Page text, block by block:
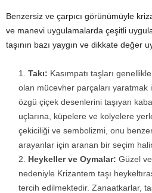
Benzersiz ve çarpıcı görünümüyle
ve manevi uygulamalarda çeşitli
taşının bazı yaygın ve dikkate değer
Takı: Kasımpatı taşları
olan mücevher parçaları yaratmak
özgü çiçek desenlerini taşıyan
uçlarına, küpelere ve kolyelere
çekiciliği ve sembolizmi, onu
arayanlar için aranan bir seçim
Heykeller ve Oymalar: Güzel
nedeniyle Krizantem taşı
tercih edilmektedir. Zanaatkarlar,